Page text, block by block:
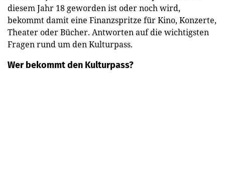
diesem Jahr 18 geworden ist oder noch wird,
bekommt damit eine Finanzspritze für Kino, Konzerte,
Theater oder Bücher. Antworten auf die wichtigsten
Fragen rund um den Kulturpass.
Wer bekommt den Kulturpass?